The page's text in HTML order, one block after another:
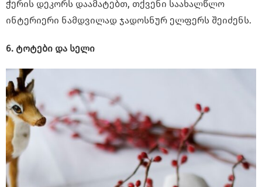
ჭერის დეკორს დაამატებთ, თქვენი საახალწლო
ინტერიერი ნამდვილად ჯადოსნურ ელფერს შეიძენს.
6. ტოტები და სელი